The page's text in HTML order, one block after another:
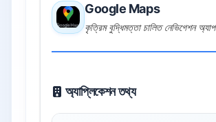
Google Maps
কৃত্রিম বুদ্ধিমত্তা চালিত নেভিগেশন অ্যাপ
অ্যাপ্লিকেশন তথ্য